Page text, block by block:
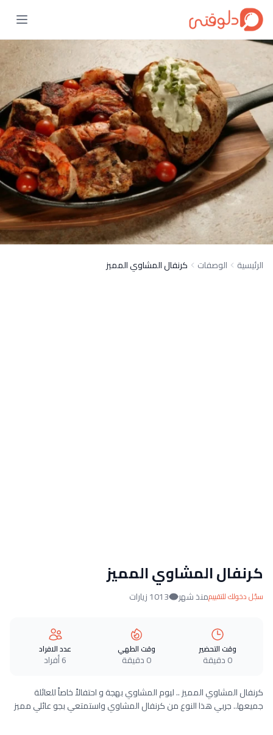
الرئيسية الوصفات كرنفال المشاوي المميز
كرنفال المشاوي المميز
سجّل دخولك للتقييممنذ شهر 1013 زيارات
وقت التحضير
0 دقيقة
وقت الطهي
0 دقيقة
عدد الافراد
6 أفراد
كرنفال المشاوي المميز .. ليوم المشاوي بهجة و احتفالاً خاصاً للعائلة
جميعها.. جربي هذا النوع من كرنفال المشاوي واستمتعي بجو عائلي مميز